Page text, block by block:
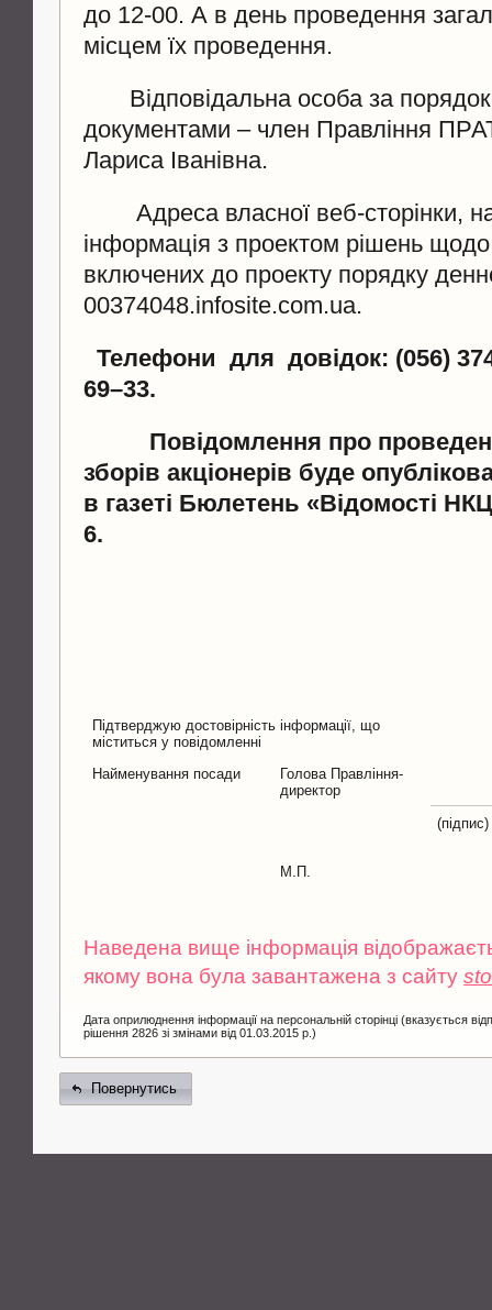
до 12-00. А в день проведення
місцем їх проведення.
Відповідальна особа за
документами – член Правління
Лариса Іванівна.
Адреса власної веб-сторінки, на
інформація з проектом рішень
включених до проекту порядку
00374048.infosite.com.ua.
Телефони для довідок: (056)
69–33.
Повідомлення про
зборів акціонерів буде
в газеті Бюлетень «Відомості
6.
Підтверджую достовірність інформації, що
міститься у повідомленні
Найменування посади
Голова Правління-
директор
(підпис)
М.П.
Наведена вище інформація
якому вона була завантажена з сайту
Дата оприлюднення інформації на персональній сторінці (вказується
рішення 2826 зі змінами від 01.03.2015 р.)
Повернутись